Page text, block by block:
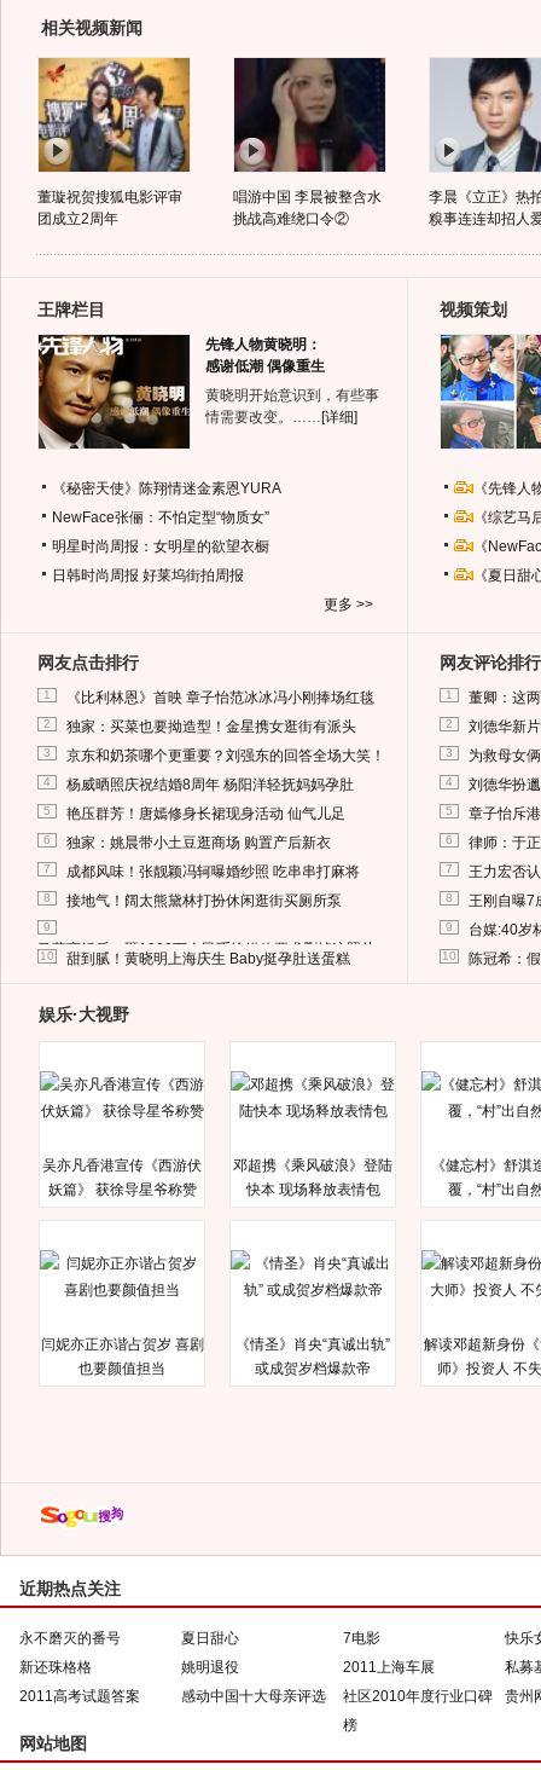
相关视频新闻
董璇祝贺搜狐电影评审
团成立2周年
唱游中国 李晨被整含水
挑战高难绕口令②
李晨《立正》热
糗事连连却招人
王牌栏目
先锋人物黄晓明：
感谢低潮 偶像重生
黄晓明开始意识到，有些事
情需要改变。…… [详细]
《秘密天使》陈翔情迷金素恩YURA
NewFace张俪：不怕定型“物质女”
明星时尚周报：女明星的欲望衣橱
日韩时尚周报 好莱坞街拍周报
更多 >>
视频策划
《先锋
《综艺
《
《夏日
网友点击排行
1 《比利林恩》首映 章子怡范冰冰冯小刚捧场红毯
2 独家：买菜也要拗造型！金星携女逛街有派头
3 京东和奶茶哪个更重要？刘强东的回答全场大笑！
4 杨威晒照庆祝结婚8周年 杨阳洋轻抚妈妈孕肚
5 艳压群芳！唐嫣修身长裙现身活动 仙气儿足
6 独家：姚晨带小土豆逛商场 购置产后新衣
7 成都风味！张靓颖冯轲曝婚纱照 吃串串打麻将
8 接地气！阔太熊黛林打扮休闲逛街买厕所泵
9
马蓉离婚后，砸1000万人民币给媒体要求删掉这照片
10 甜到腻！黄晓明上海庆生 Baby挺孕肚送蛋糕
网友评论排行
1 董卿：这
2 刘德华新
3 为救母女
4 刘德华扮
5 章子怡斥
6 律师：于
7 王力宏否
8 王刚自曝7
9 台媒:40岁
10 陈冠希：
娱乐·大视野
吴亦凡香港宣传《西游伏
妖篇》 获徐导星爷称赞
邓超携《乘风破浪》登陆
快本 现场释放表情包
《健忘村》舒淇
覆，“村”出自
闫妮亦正亦谐占贺岁 喜剧
也要颜值担当
《情圣》肖央“真诚出轨”
或成贺岁档爆款帝
解读邓超新身份
师》投资人 不
近期热点关注
永不磨灭的番号 夏日甜心 7电影
快乐
新还珠格格
姚明退役 2011上海车展
私募
2011高考试题答案
感动中国十大母亲评选
社区2010年度行业口碑
榜
贵州
网站地图